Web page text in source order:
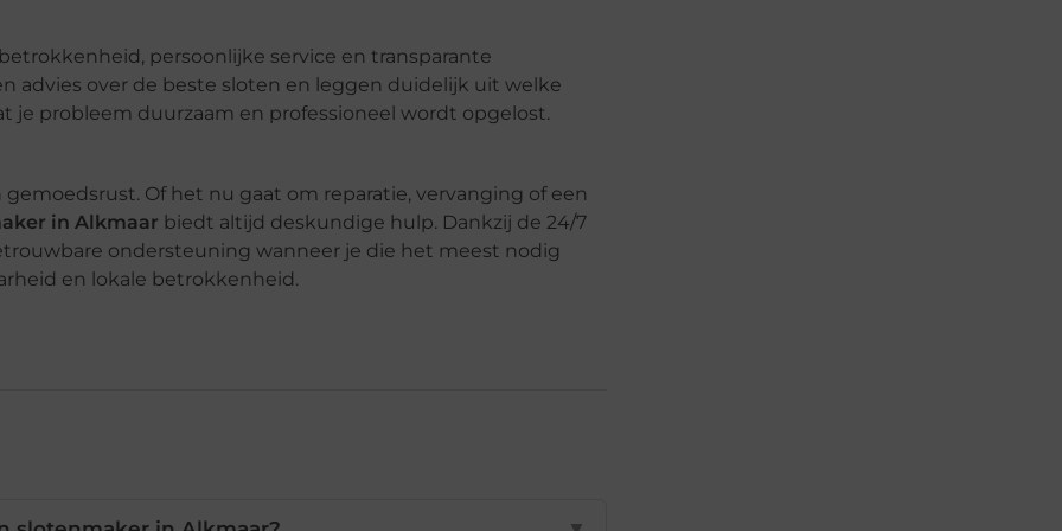
persoonlijke service en transparante
advies over de beste sloten en leggen duidelijk uit welke
je probleem duurzaam en professioneel wordt opgelost.
Of het nu gaat om reparatie, vervanging of een
in Alkmaar biedt altijd deskundige hulp. Dankzij de 24/7
ondersteuning wanneer je die het meest nodig
en lokale betrokkenheid.